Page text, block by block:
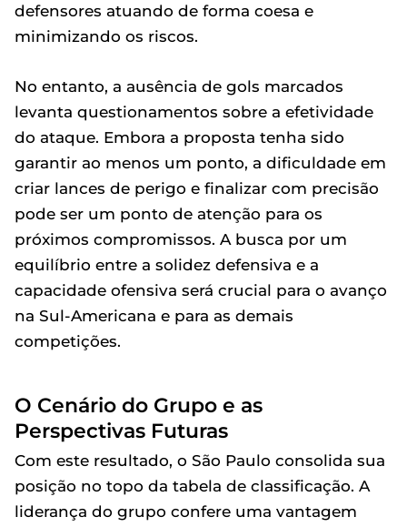
defensores atuando de forma coesa e
minimizando os riscos.
No entanto, a ausência de gols marcados
levanta questionamentos sobre a efetividade
do ataque. Embora a proposta tenha sido
garantir ao menos um ponto, a dificuldade em
criar lances de perigo e finalizar com precisão
pode ser um ponto de atenção para os
próximos compromissos. A busca por um
equilíbrio entre a solidez defensiva e a
capacidade ofensiva será crucial para o avanço
na Sul-Americana e para as demais
competições.
O Cenário do Grupo e as
Perspectivas Futuras
Com este resultado, o São Paulo consolida sua
posição no topo da tabela de classificação. A
liderança do grupo confere uma vantagem